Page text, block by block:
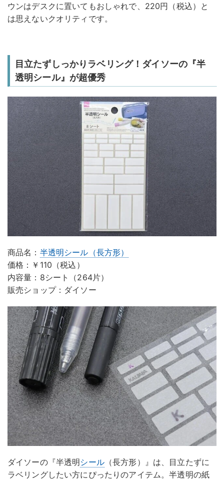
ウンはデスクに置いてもおしゃれで、220円（税込）と
は思えないクオリティです。
目立たずしっかりラベリング！ダイソーの『半
透明シール』が超優秀
商品名： 半透明シール（長方形）
価格：￥110（税込）
内容量：8シート（264片）
販売ショップ：ダイソー
ダイソーの『半透明シール（長方形）』は、目立たずに
ラベリングしたい方にぴったりのアイテム。半透明の紙